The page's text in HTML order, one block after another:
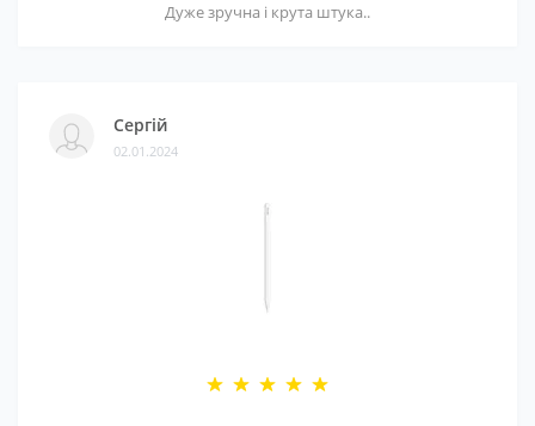
Дуже зручна і крута штука..
Сергій
02.01.2024